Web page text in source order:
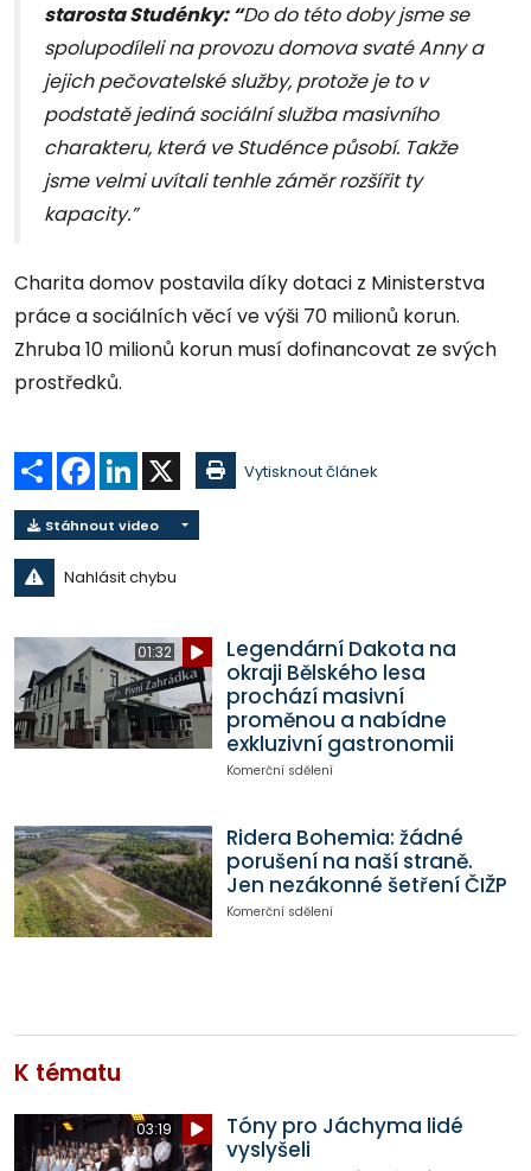
starosta Studénky: “Do do této doby jsme se
spolupodíleli na provozu domova svaté Anny a
jejich pečovatelské služby, protože je to v
podstatě jediná sociální služba masivního
charakteru, která ve Studénce působí. Takže
jsme velmi uvítali tenhle záměr rozšířit ty
kapacity.”
Charita domov postavila díky dotaci z Ministerstva
práce a sociálních věcí ve výši 70 milionů korun.
Zhruba 10 milionů korun musí dofinancovat ze svých
prostředků.
Sdílet Facebook
LinkedIn Vytisknout článek
Stáhnout video
Nahlásit chybu
01:32
Legendární Dakota na
okraji Bělského lesa
prochází masivní
proměnou a nabídne
exkluzivní gastronomii
Komerční sdělení
Ridera Bohemia: žádné
porušení na naší straně.
Jen nezákonné šetření ČIŽP
Komerční sdělení
K tématu
03:19
Tóny pro Jáchyma lidé
vyslyšeli